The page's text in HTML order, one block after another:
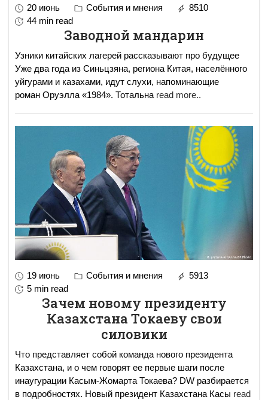
20 июнь События и мнения
8510
44 min read
Заводной мандарин
Узники китайских лагерей рассказывают про будущее
Уже два года из Синьцзяна, региона Китая, населённого
уйгурами и казахами, идут слухи, напоминающие
роман Оруэлла «1984». Тотальна read more..
19 июнь События и мнения
5913
5 min read
Зачем новому президенту
Казахстана Токаеву свои
силовики
Что представляет собой команда нового президента
Казахстана, и о чем говорят ее первые шаги после
инаугурации Касым-Жомарта Токаева? DW разбирается
в подробностях. Новый президент Казахстана Касы read